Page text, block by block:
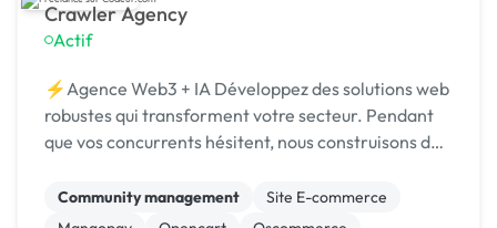
Crawler Agency
Actif
⚡Agence Web3 + IA Développez des solutions web
robustes qui transforment votre secteur. Pendant
que vos concurrents hésitent, nous construisons des
Community management
Site E-commerce